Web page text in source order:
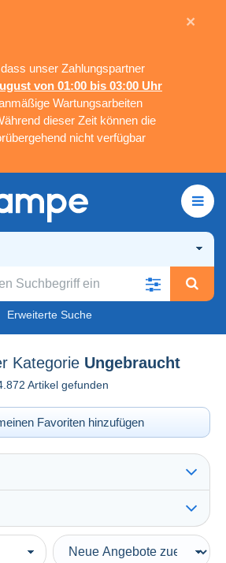
unser Zahlungspartner
von 01:00 bis 03:00 Uhr
Wartungsarbeiten
dieser Zeit können die
nicht verfügbar
×
Erweiterte Suche
Kategorie Ungebraucht
Artikel gefunden
Favoriten hinzufügen